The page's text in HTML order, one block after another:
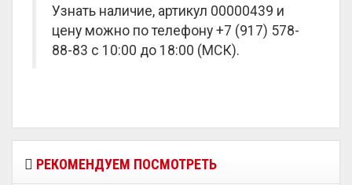
Узнать наличие, артикул 00000439 и
цену можно по телефону +7 (917) 578-
88-83 с 10:00 до 18:00 (МСК).
РЕКОМЕНДУЕМ ПОСМОТРЕТЬ